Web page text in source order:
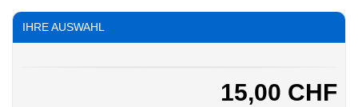
IHRE AUSWAHL
15,00 CHF